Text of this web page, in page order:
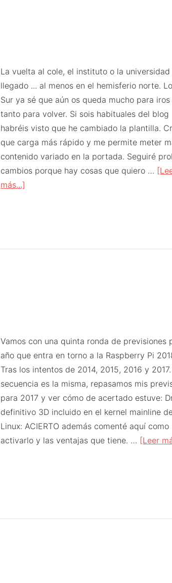
La vuelta al cole, el instituto o la universidad
llegado ... al menos en el hemisferio norte.
Sur ya sé que aún os queda mucho para
tanto para volver. Si sois habituales del blog
habréis visto que he cambiado la plantilla.
que carga más rápido y me permite meter
contenido variado en la portada. Seguiré
cambios porque hay cosas que quiero …
más...]
Vamos con una quinta ronda de previsiones
año que entra en torno a la Raspberry Pi
Tras los intentos de 2014, 2015, 2016 y
secuencia es la misma, repasamos mis
para 2017 y ver cómo de acertado estuve:
definitivo 3D incluido en el kernel mainline
Linux: ACIERTO además comenté aquí como
activarlo y las ventajas que tiene. … [Leer